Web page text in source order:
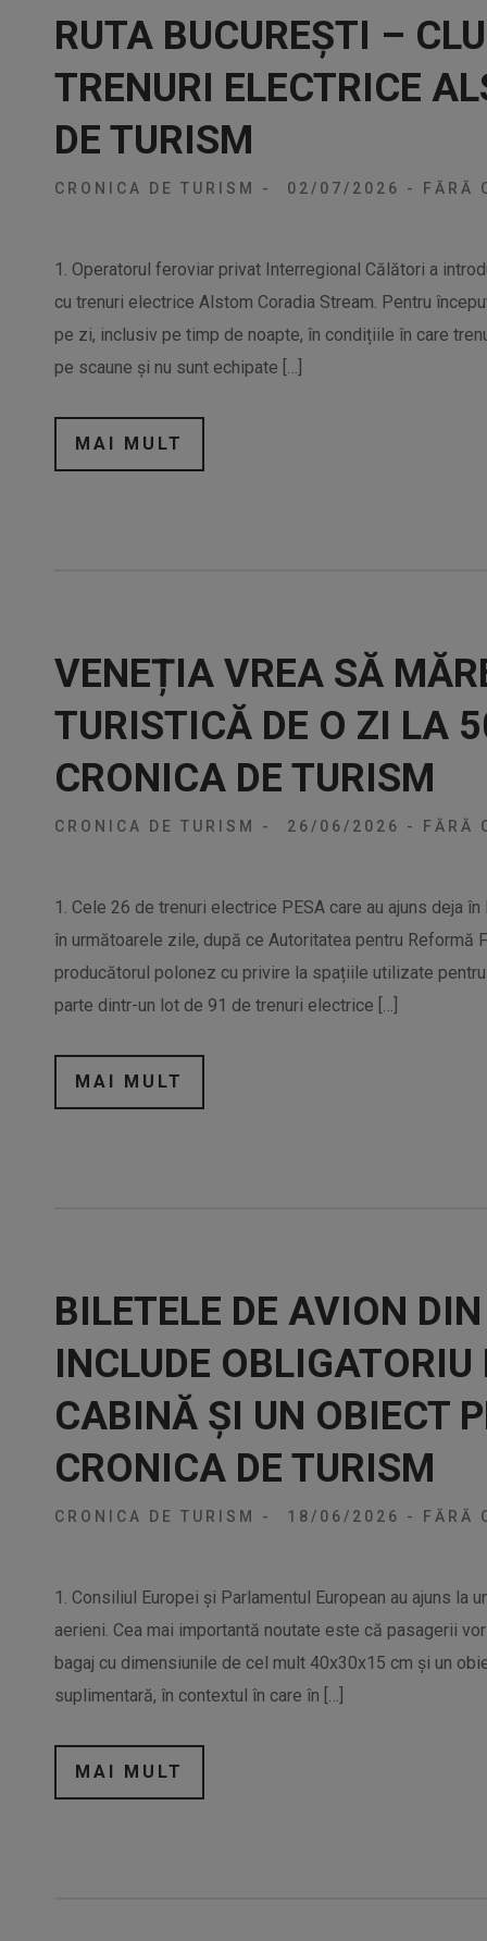
RUTA BUCUREȘTI –
TRENURI ELECTRICE
DE TURISM
CRONICA DE TURISM - 02/07/2026 - FĂRĂ
1. Operatorul feroviar privat Interregional Călători a
cu trenuri electrice Alstom Coradia Stream. Pentru
pe zi, inclusiv pe timp de noapte, în condițiile în care
pe scaune și nu sunt echipate […]
MAI MULT
VENEȚIA VREA SĂ
TURISTICĂ DE O ZI LA
CRONICA DE TURISM
CRONICA DE TURISM - 26/06/2026 - FĂRĂ
1. Cele 26 de trenuri electrice PESA care au ajuns deja
în următoarele zile, după ce Autoritatea pentru Reformă
producătorul polonez cu privire la spațiile utilizate
parte dintr-un lot de 91 de trenuri electrice […]
MAI MULT
BILETELE DE AVION
INCLUDE
CABINĂ ȘI UN OBIECT
CRONICA DE TURISM
CRONICA DE TURISM - 18/06/2026 - FĂRĂ
1. Consiliul Europei și Parlamentul European au ajuns la
aerieni. Cea mai importantă noutate este că pasagerii
bagaj cu dimensiunile de cel mult 40x30x15 cm și un
suplimentară, în contextul în care în […]
MAI MULT